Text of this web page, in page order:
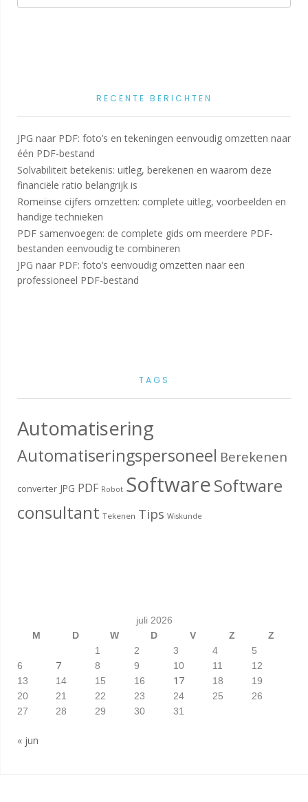
RECENTE BERICHTEN
JPG naar PDF: foto’s en tekeningen eenvoudig omzetten naar
één PDF-bestand
Solvabiliteit betekenis: uitleg, berekenen en waarom deze
financiële ratio belangrijk is
Romeinse cijfers omzetten: complete uitleg, voorbeelden en
handige technieken
PDF samenvoegen: de complete gids om meerdere PDF-
bestanden eenvoudig te combineren
JPG naar PDF: foto’s eenvoudig omzetten naar een
professioneel PDF-bestand
TAGS
Automatisering
Automatiseringspersoneel Berekenen
converter JPG PDF Robot SoftwareSoftware
consultant Tekenen Tips Wiskunde
juli 2026
M
D W D V Z
Z
1
2 3 4
5
6
7 8 9 10 11
12
13
14 15 16 17 18
19
20
21 22 23 24 25
26
27
28 29 30 31
« jun